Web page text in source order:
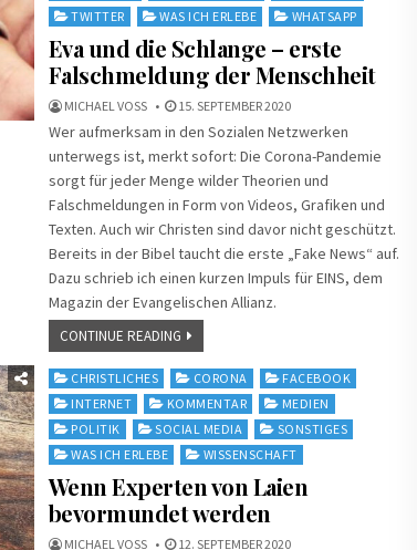
TWITTER
WAS ICH ERLEBE WHATSAPP
Eva und die Schlange – erste
Falschmeldung der Menschheit
MICHAEL VOSS 15. SEPTEMBER 2020
Wer aufmerksam in den Sozialen Netzwerken
unterwegs ist, merkt sofort: Die Corona-Pandemie
sorgt für jeder Menge wilder Theorien und
Falschmeldungen in Form von Videos, Grafiken und
Texten. Auch wir Christen sind davor nicht geschützt.
Bereits in der Bibel taucht die erste „Fake News“ auf.
Dazu schrieb ich einen kurzen Impuls für EINS, dem
Magazin der Evangelischen Allianz.
CONTINUE READING
Posted
in
CHRISTLICHES CORONA
FACEBOOK
INTERNET
KOMMENTAR
MEDIEN
POLITIK
SOCIAL MEDIA
SONSTIGES
WAS ICH ERLEBE
WISSENSCHAFT
Wenn Experten von Laien
bevormundet werden
MICHAEL VOSS 12. SEPTEMBER 2020